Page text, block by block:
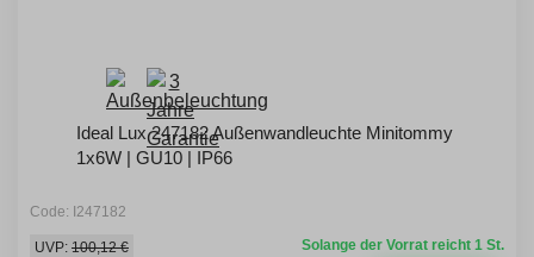
Ideal Lux 247182 Außenwandleuchte Minitommy
1x6W | GU10 | IP66
Code: I247182
Solange der Vorrat reicht 1 St.
UVP: 100,12 €